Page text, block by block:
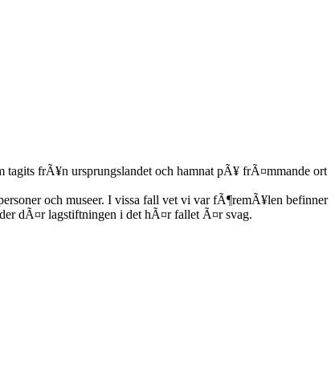
frÃ¥n ursprungslandet och hamnat pÃ¥ frÃ¤mmande ort
och museer. I vissa fall vet vi var fÃ¶remÃ¥len befinner
dÃ¤r lagstiftningen i det hÃ¤r fallet Ã¤r svag.